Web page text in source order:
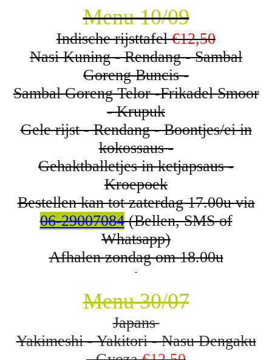
Menu 10/09
Indische rijsttafel€12,50
Nasi Kuning - Rendang - Sambal
Goreng Buncis -
Sambal Goreng Telor -Frikadel Smoor
- Krupuk
Gele rijst - Rendang - Boontjes/ei in
kokossaus -
Gehaktballetjes in ketjapsaus -
Kroepoek
Bestellen kan tot zaterdag 17.00u via
06-29007084(Bellen, SMS of
Whatsapp)
Afhalen zondag om 18.00u
Menu 30/07
Japans
Yakimeshi - Yakitori - Nasu Dengaku